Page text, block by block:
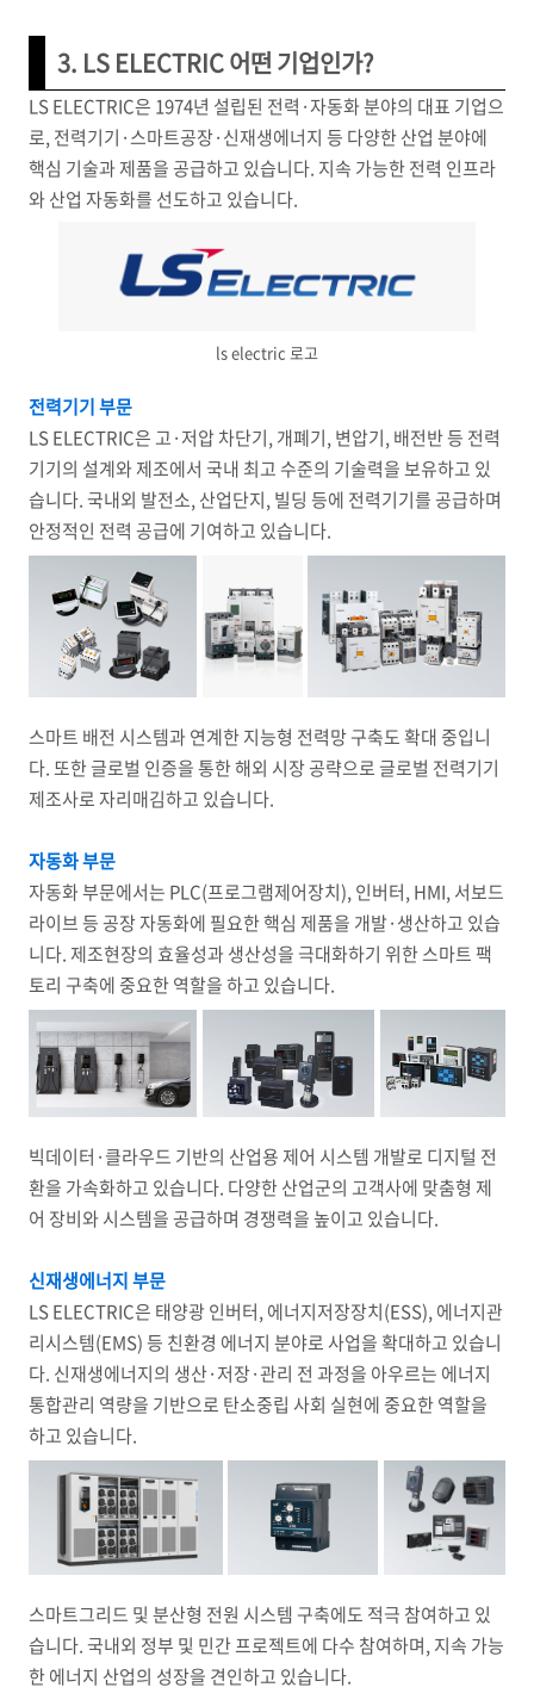
3. LS ELECTRIC 어떤 기업인가?
LS ELECTRIC은 1974년 설립된 전력·자동화 분야의 대표 기업으
로, 전력기기·스마트공장·신재생에너지 등 다양한 산업 분야에
핵심 기술과 제품을 공급하고 있습니다. 지속 가능한 전력 인프라
와 산업 자동화를 선도하고 있습니다.
ls electric 로고
전력기기 부문
LS ELECTRIC은 고·저압 차단기, 개폐기, 변압기, 배전반 등 전력
기기의 설계와 제조에서 국내 최고 수준의 기술력을 보유하고 있
습니다. 국내외 발전소, 산업단지, 빌딩 등에 전력기기를 공급하며
안정적인 전력 공급에 기여하고 있습니다.
스마트 배전 시스템과 연계한 지능형 전력망 구축도 확대 중입니
다. 또한 글로벌 인증을 통한 해외 시장 공략으로 글로벌 전력기기
제조사로 자리매김하고 있습니다.
자동화 부문
자동화 부문에서는 PLC(프로그램제어장치), 인버터, HMI, 서보드
라이브 등 공장 자동화에 필요한 핵심 제품을 개발·생산하고 있습
니다. 제조현장의 효율성과 생산성을 극대화하기 위한 스마트 팩
토리 구축에 중요한 역할을 하고 있습니다.
빅데이터·클라우드 기반의 산업용 제어 시스템 개발로 디지털 전
환을 가속화하고 있습니다. 다양한 산업군의 고객사에 맞춤형 제
어 장비와 시스템을 공급하며 경쟁력을 높이고 있습니다.
신재생에너지 부문
LS ELECTRIC은 태양광 인버터, 에너지저장장치(ESS), 에너지관
리시스템(EMS) 등 친환경 에너지 분야로 사업을 확대하고 있습니
다. 신재생에너지의 생산·저장·관리 전 과정을 아우르는 에너지
통합관리 역량을 기반으로 탄소중립 사회 실현에 중요한 역할을
하고 있습니다.
스마트그리드 및 분산형 전원 시스템 구축에도 적극 참여하고 있
습니다. 국내외 정부 및 민간 프로젝트에 다수 참여하며, 지속 가능
한 에너지 산업의 성장을 견인하고 있습니다.